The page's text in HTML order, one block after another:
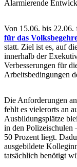
Alarmierende
Von 15.06. bis 22.06.
für das
statt. Ziel ist es, auf
innerhalb der
Verbesserungen für
Arbeitsbedingungen
Die Anforderungen
fehlt es vielerorts an
Ausbildungsplätze
in den Polizeischulen
50 Prozent liegt.
ausgebildete
tatsächlich benötigt